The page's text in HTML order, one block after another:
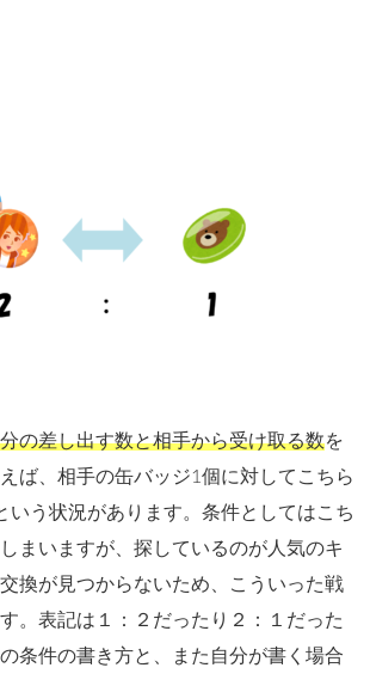
の差し出す数と相手から受け取る数を
ば、相手の缶バッジ1個に対してこちら
いう状況があります。条件としてはこち
まいますが、探しているのが人気のキ
換が見つからないため、こういった戦
。表記は１：２だったり２：１だった
条件の書き方と、また自分が書く場合